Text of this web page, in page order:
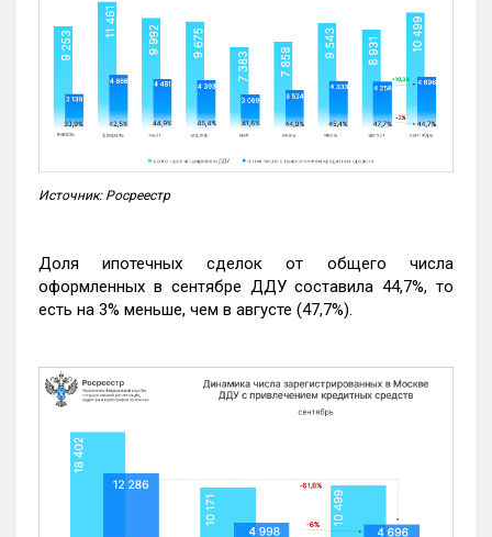
Источник: Росреестр
Доля ипотечных сделок от общего числа
оформленных в сентябре ДДУ составила 44,7%, то
есть на 3% меньше, чем в августе (47,7%).